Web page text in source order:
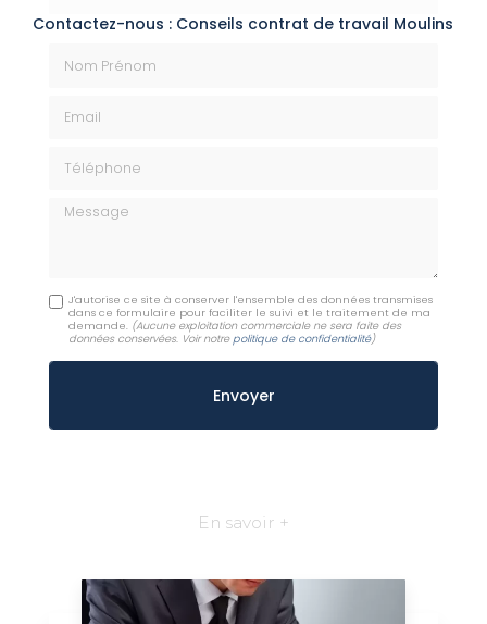
Contactez-nous : Conseils contrat de travail Moulins
Message
J'autorise ce site à conserver l'ensemble des données transmises
dans ce formulaire pour faciliter le suivi et le traitement de ma
demande. (Aucune exploitation commerciale ne sera faite des
données conservées. Voir notre politique de confidentialité)
En savoir +